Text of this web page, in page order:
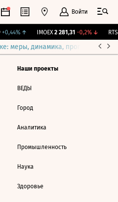
Войти
↑ IMOEX 2 281,31 -0,2%↓ RTSI
меры, динамика, прогнозы
Наши проекты
ВЕДЫ
Город
Аналитика
Промышленность
Наука
Здоровье